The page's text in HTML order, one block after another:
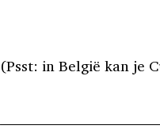
(Psst: in België kan je